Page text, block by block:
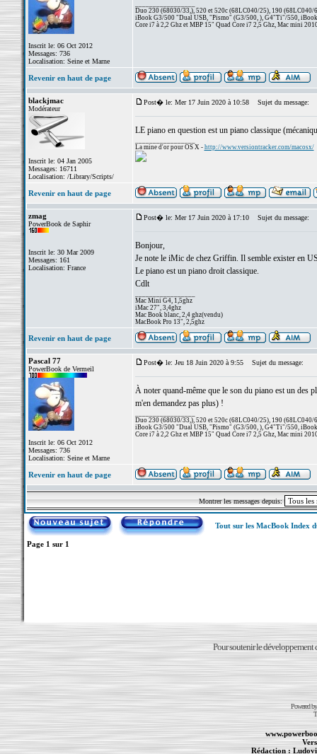
Inscrit le: 06 Oct 2012
Messages: 736
Localisation: Seine et Marne
Duo 230 (68030/33,), 520 et 520c (68LC040/25), 190 (68LC040/
iBook G3/500 "Dual USB, "Pismo" (G3/500, ), G4"Ti"/550,
Core i7 à 2,2 Ghz et MBP 15" Quad Core i7 2,5 Ghz, Mac mini
Revenir en haut de page
blackjmac
Modérateur
Inscrit le: 04 Jan 2005
Messages: 16711
Localisation: /Library/Scripts/
Post� le: Mer 17 Juin 2020 à 10:58 Sujet du message:
LE piano en question est un piano classique
La mine d'or pour OS X - http://www.versiontracker.com/macosx/
Revenir en haut de page
zmag
PowerBook de Saphir
Inscrit le: 30 Mar 2009
Messages: 161
Localisation: France
Post� le: Mer 17 Juin 2020 à 17:10 Sujet du message:
Bonjour,
Je note le iMic de chez Griffin. Il semble exister en
Le piano est un piano droit classique.
Cdlt
Mac Mini G4, 1,5ghz
iMac 27", 3,4ghz
Mac Book blanc, 2,4 ghz(vendu)
MacBook Pro 13", 2,5ghz
Revenir en haut de page
Pascal 77
PowerBook de Vermeil
Inscrit le: 06 Oct 2012
Messages: 736
Localisation: Seine et Marne
Post� le: Jeu 18 Juin 2020 à 9:55 Sujet du message:
À noter quand-même que le son du piano est un des
m'en demandez pas plus) !
Duo 230 (68030/33,), 520 et 520c (68LC040/25), 190 (68LC040/
iBook G3/500 "Dual USB, "Pismo" (G3/500, ), G4"Ti"/550,
Core i7 à 2,2 Ghz et MBP 15" Quad Core i7 2,5 Ghz, Mac mini
Revenir en haut de page
Montrer les messages depuis:
Tout sur les MacBook Index
Page 1 sur 1
Pour soutenir le développement
Powered
Rédaction :